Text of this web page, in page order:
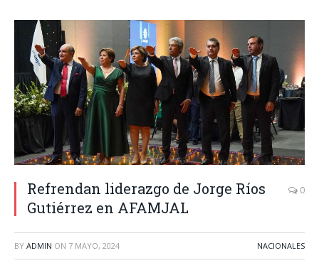
Refrendan liderazgo de Jorge Ríos
Gutiérrez en AFAMJAL
0
BY ADMIN ON 7 MAYO, 2024 NACIONALES